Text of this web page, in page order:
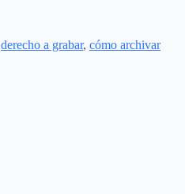
derecho a grabar, cómo archivar